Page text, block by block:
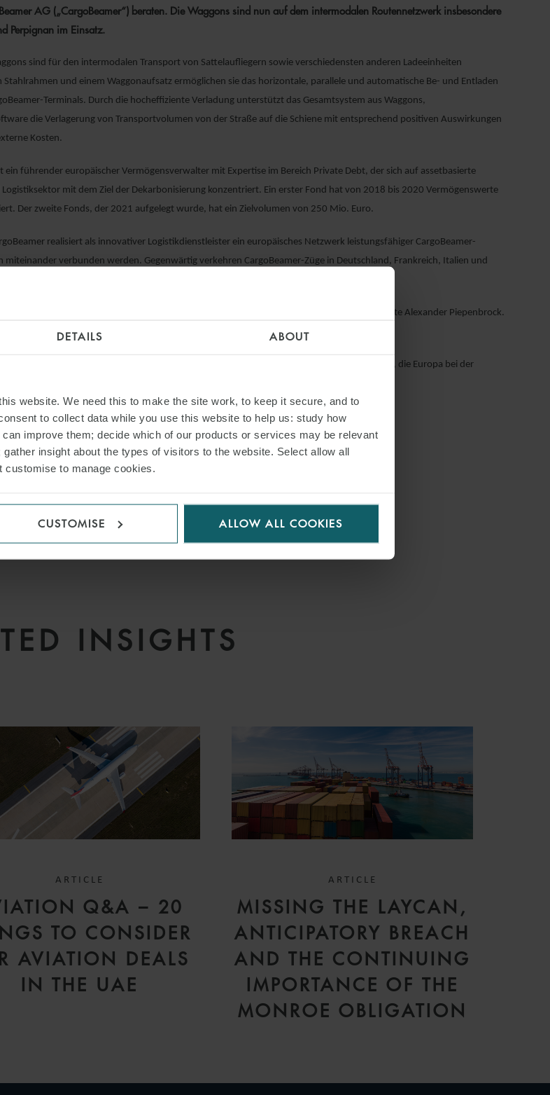
DETAILS ABOUT
website. We need this to make the site work, to keep it secure, and to
to collect data while you use this website to help us: study how
improve them; decide which of our products or services may be relevant
insight about the types of visitors to the website. Select allow all
customise to manage cookies.
CUSTOMISE ALLOW ALL COOKIES
AG („CargoBeamer“) beraten. Die Waggons sind nun auf dem intermodalen Routennetzwerk insbesondere
Perpignan im Einsatz.
sind für den intermodalen Transport von Sattelaufliegern sowie ver­schiedensten anderen Ladeeinheiten
und einem Waggonaufsatz ermöglichen sie das horizontale, parallele und automatische Be- und Entladen
Terminals. Durch die hocheffiziente Verladung unterstützt das Gesamtsystem aus Waggons,
die Verlagerung von Transportvolumen von der Straße auf die Schiene mit entsprechend positiven Auswirkungen
Kosten.
ein führender europäischer Vermögensverwalter mit Expertise im Bereich Private Debt, der sich auf assetbasierte
mit dem Ziel der Dekarbonisierung konzentriert. Ein erster Fond hat von 2018 bis 2020 Vermögenswerte
Der zweite Fonds, der 2021 aufgelegt wurde, hat ein Zielvolumen von 250 Mio. Euro.
realisiert als innovativer Logistikdienstleister ein europäisches Netzwerk leistungsfähiger CargoBeamer-
miteinander verbunden wer­den. Gegenwärtig verkehren CargoBeamer-Züge in Deutschland, Frankreich, Italien und
mit Unterstützung von Senior Associate Alexander Piepenbrock.
Associate Verena Weider berieten zu den steuerlichen Aspekten der Transaktion.
freuen uns, dass wir Flexam Invest bei dieser internationalen Transaktion begleiten durften, die Europa bei der
wieder einen Schritt voran­bringt.“
RAIL NETWORK WAGONS
INSIGHTS
ARTICLE
Q&A – 20
TO CONSIDER
AVIATION DEALS
IN THE UAE
ARTICLE
MISSING THE LAYCAN,
ANTICIPATORY BREACH
AND THE CONTINUING
IMPORTANCE OF THE
MONROE OBLIGATION